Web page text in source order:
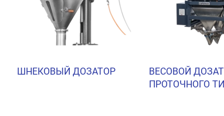
ШНЕКОВЫЙ ДОЗАТОР
ВЕСОВОЙ
ПРОТОЧНОГО